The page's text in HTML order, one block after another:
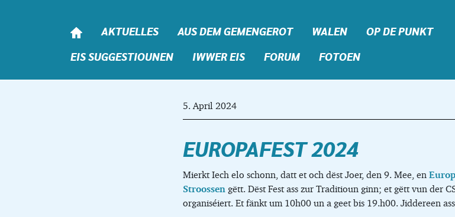
AKTUELLES AUS DEM GEMENGEROT WALEN OP DE PUNKT
EIS SUGGESTIOUNEN IWWER EIS FORUM FOTOEN
EUROPAFEST 2024
5. April 2024
Mierkt Iech elo schonn, datt et och dëst Joer, den 9. Mee, en
Stroossengëtt. Dëst Fest ass zur Traditioun ginn; et gëtt vun der
organiséiert. Et fänkt um 10h00 un a geet bis 19.h00. Jiddereen